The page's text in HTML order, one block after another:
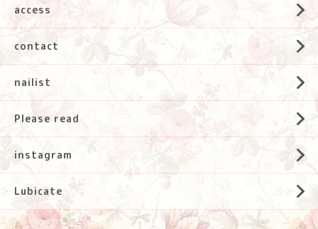
access
contact
nailist
Please read
instagram
Lubicate